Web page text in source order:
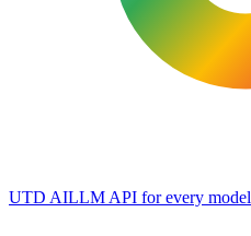
UTD AILLM API for every model